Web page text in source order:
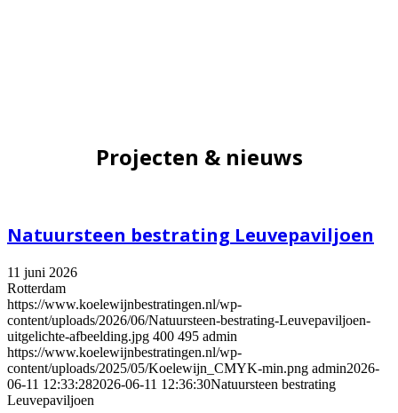
Projecten & nieuws
Natuursteen bestrating Leuvepaviljoen
11 juni 2026
Rotterdam
https://www.koelewijnbestratingen.nl/wp-
content/uploads/2026/06/Natuursteen-bestrating-Leuvepaviljoen-
uitgelichte-afbeelding.jpg 400 495 admin
https://www.koelewijnbestratingen.nl/wp-
content/uploads/2025/05/Koelewijn_CMYK-min.png admin2026-
06-11 12:33:282026-06-11 12:36:30Natuursteen bestrating
Leuvepaviljoen